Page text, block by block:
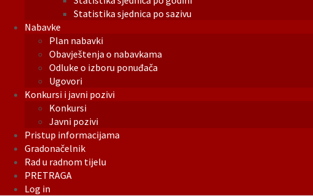
Statistika sjednica po sazivu
Nabavke
Plan nabavki
Obavještenja o nabavkama
Odluke o izboru ponuđača
Ugovori
Konkursi i javni pozivi
Konkursi
Javni pozivi
Pristup informacijama
Gradonačelnik
Rad u radnom tijelu
PRETRAGA
Log in